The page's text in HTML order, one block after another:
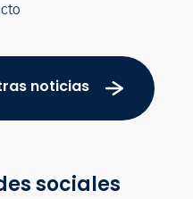
noticias
sociales